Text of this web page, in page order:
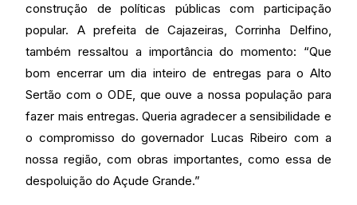
construção de políticas públicas com participação
popular. A prefeita de Cajazeiras, Corrinha Delfino,
também ressaltou a importância do momento: “Que
bom encerrar um dia inteiro de entregas para o Alto
Sertão com o ODE, que ouve a nossa população para
fazer mais entregas. Queria agradecer a sensibilidade e
o compromisso do governador Lucas Ribeiro com a
nossa região, com obras importantes, como essa de
despoluição do Açude Grande.”